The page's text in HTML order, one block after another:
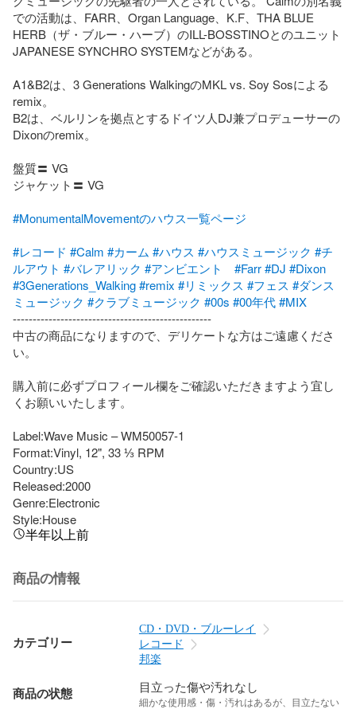
での活動は、FARR、Organ Language、K.F、THA BLUE
HERB（ザ・ブルー・ハーブ）のILL-BOSSTINOとのユニット
JAPANESE SYNCHRO SYSTEMなどがある。
A1&B2は、3 Generations WalkingのMKL vs. Soy Sosによる
remix。
B2は、ベルリンを拠点とするドイツ人DJ兼プロデューサーの
Dixonのremix。
盤質〓 VG
ジャケット〓 VG
#MonumentalMovementのハウス一覧ページ
#レコード #Calm #カーム #ハウス #ハウスミュージック #チ
ルアウト #バレアリック #アンビエント #Farr#DJ #Dixon
#3Generations_Walking#remix #リミックス #フェス #ダンス
ミュージック #クラブミュージック #00s #00年代#MIX
--------------------------------------------------
中古の商品になりますので、デリケートな方はご遠慮くださ
い。
購入前に必ずプロフィール欄をご確認いただきますよう宜し
くお願いいたします。
Label:Wave Music – WM50057-1
Format:Vinyl, 12", 33 ⅓ RPM
Country:US
Released:2000
Genre:Electronic
Style:House
半年以上前
商品の情報
カテゴリー
CD・DVD・ブルーレイ
レコード
邦楽
商品の状態 目立った傷や汚れなし
細かな使用感・傷・汚れはあるが、目立たない